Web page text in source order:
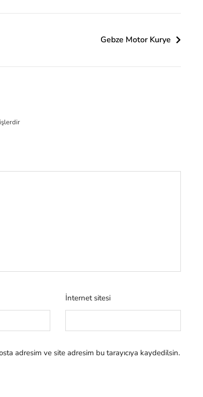
Gebze Motor Kurye
İnternet sitesi
adresim ve site adresim bu tarayıcıya kaydedilsin.